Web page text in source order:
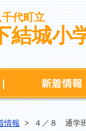
千代町立
結城小
学校概要
情報 > ４／８ 通学